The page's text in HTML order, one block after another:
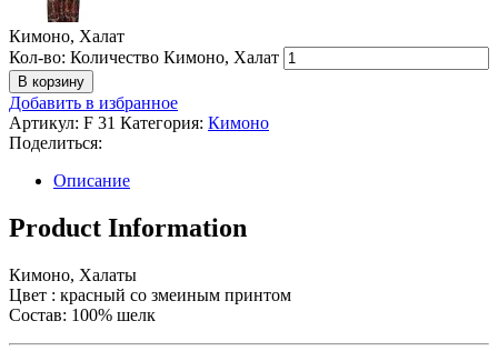
Кимоно, Халат
Кол-во: Количество Кимоно, Халат
В корзину
Добавить в избранное
Артикул: F 31 Категория: Кимоно
Поделиться:
Описание
Product Information
Кимоно, Халаты
Цвет : красный со змеиным принтом
Состав: 100% шелк